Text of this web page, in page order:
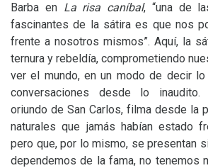
Barba en La risa caníbal, “una de
fascinantes de la sátira es que nos
frente a nosotros mismos”. Aquí, la
ternura y rebeldía, comprometiendo
ver el mundo, en un modo de decir
conversaciones desde lo inaudito.
oriundo de San Carlos, filma desde la
naturales que jamás habían estado
pero que, por lo mismo, se presentan
dependemos de la fama, no tenemos